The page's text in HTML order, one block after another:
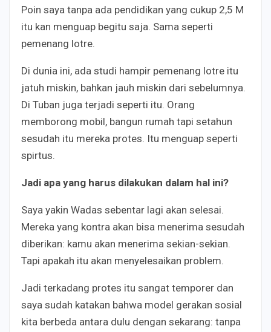
Poin saya tanpa ada pendidikan yang cukup 2,5 M
itu kan menguap begitu saja. Sama seperti
pemenang lotre.
Di dunia ini, ada studi hampir pemenang lotre itu
jatuh miskin, bahkan jauh miskin dari sebelumnya.
Di Tuban juga terjadi seperti itu. Orang
memborong mobil, bangun rumah tapi setahun
sesudah itu mereka protes. Itu menguap seperti
spirtus.
Jadi apa yang harus dilakukan dalam hal ini?
Saya yakin Wadas sebentar lagi akan selesai.
Mereka yang kontra akan bisa menerima sesudah
diberikan: kamu akan menerima sekian-sekian.
Tapi apakah itu akan menyelesaikan problem.
Jadi terkadang protes itu sangat temporer dan
saya sudah katakan bahwa model gerakan sosial
kita berbeda antara dulu dengan sekarang: tanpa